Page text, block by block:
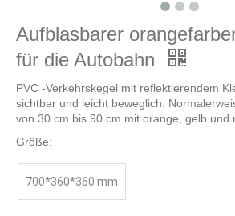
Aufblasbarer
für die Autobahn
PVC -Verkehrskegel mit reflektierendem
sichtbar und leicht beweglich.
von 30 cm bis 90 cm mit orange, gelb und
Größe:
700*360*360 mm